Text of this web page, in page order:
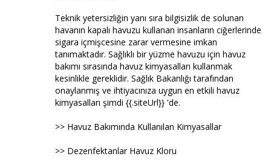
Teknik yetersizliğin yanı sıra bilgisizlik de solunan
havanın kapalı havuzu kullanan insanların ciğerlerinde
sigara içmişcesine zarar vermesine imkan
tanımaktadır. Sağlıklı bir yüzme havuzu için havuz
bakımı sırasında havuz kimyasalları kullanmak
kesinlikle gereklidir. Sağlık Bakanlığı tarafından
onaylanmış ve ihtiyacınıza uygun en etkili havuz
kimyasalları şimdi {{.siteUrl}} 'de.
>> Havuz Bakımında Kullanılan Kimyasallar
>> Dezenfektanlar Havuz Kloru